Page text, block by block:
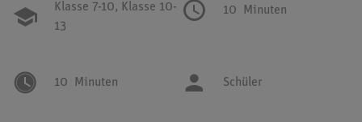
Klasse 7-10, Klasse 10-
13
10 Minuten
10 Minuten Schüler